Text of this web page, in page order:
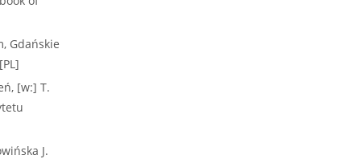
Gdańskie
[w:] T.
J.